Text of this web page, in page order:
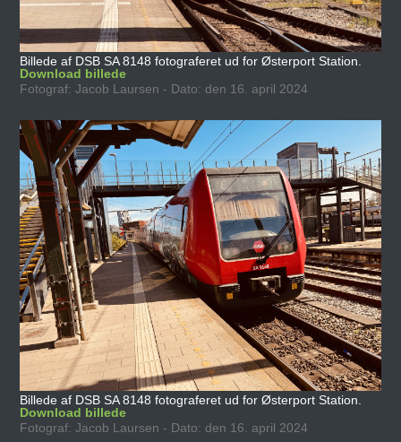
Billede af DSB SA 8148 fotograferet ud for Østerport Station.
Download billede
Fotograf: Jacob Laursen - Dato: den 16. april 2024
Billede af DSB SA 8148 fotograferet ud for Østerport Station.
Download billede
Fotograf: Jacob Laursen - Dato: den 16. april 2024